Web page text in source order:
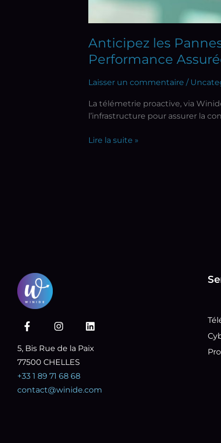
Anticipez les
Performance
Laisser un commentaire /
La télémetrie proactive, via
l’infrastructure pour assurer la
Lire la suite »
F
a
e
b
o
o
k
I
n
t
a
g
r
a
L
i
k
n
5, Bis Rue de la Paix
77500 CHELLES
+33 1 89 71 68 68
contact@winide.com